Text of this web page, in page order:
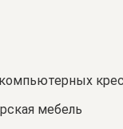
мебель